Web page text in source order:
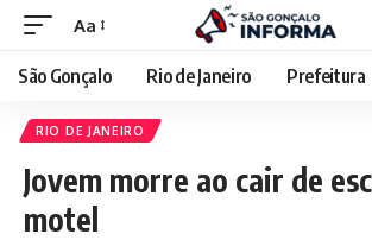
Aa
São Gonçalo Rio de Janeiro Prefeitura
RIO DE JANEIRO
Jovem morre ao cair de
motel